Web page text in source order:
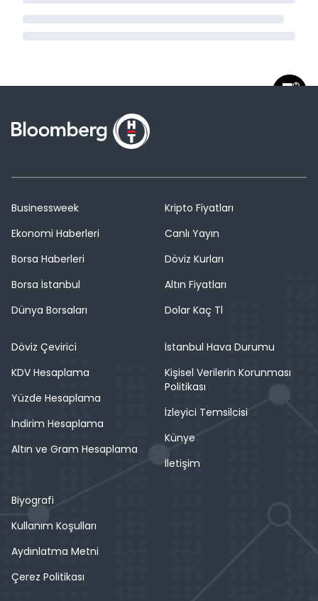
Businessweek
Ekonomi Haberleri
Borsa Haberleri
Borsa İstanbul
Dünya Borsaları
Kripto Fiyatları
Canlı Yayın
Döviz Kurları
Altın Fiyatları
Dolar Kaç Tl
Döviz Çevirici
KDV Hesaplama
Yüzde Hesaplama
İndirim Hesaplama
Altın ve Gram Hesaplama
İstanbul Hava Durumu
Kişisel Verilerin Korunması
Politikası
İzleyici Temsilcisi
Künye
İletişim
Biyografi
Kullanım Koşulları
Aydınlatma Metni
Çerez Politikası